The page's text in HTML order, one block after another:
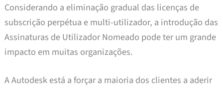
Considerando a eliminação gradual das licenças de
subscrição perpétua e multi-utilizador, a introdução das
Assinaturas de Utilizador Nomeado pode ter um grande
impacto em muitas organizações.
A Autodesk está a forçar a maioria dos clientes a aderir